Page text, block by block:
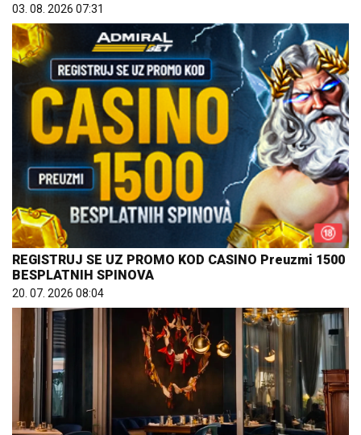
03. 08. 2026 07:31
REGISTRUJ SE UZ PROMO KOD CASINO Preuzmi 1500
BESPLATNIH SPINOVA
20. 07. 2026 08:04